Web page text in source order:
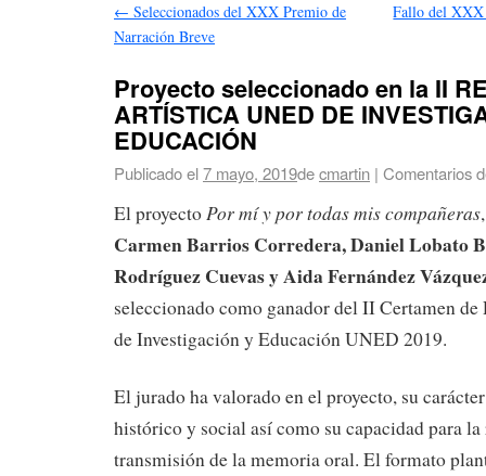
← Seleccionados del XXX Premio de
Narración Breve
Fallo del XXX
Proyecto seleccionado en la II
ARTÍSTICA UNED DE
EDUCACIÓN
Publicado el7 mayo, 2019decmartin | Comentarios
El proyectoPor mí y por todas mis compañeras
Carmen Barrios Corredera, Daniel Lobato
Rodríguez Cuevas y Aida Fernández
seleccionado como ganador del II Certamen
de Investigación y Educación UNED 2019.
El jurado ha valorado en el proyecto, su
histórico y social así como su capacidad para
transmisión de la memoria oral. El formato